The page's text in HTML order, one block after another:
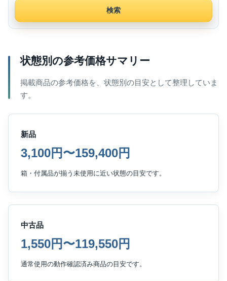
検索
状態別の参考価格サマリー
掲載商品の参考価格を、状態別の目安として整理していま
す。
新品
3,100円〜159,400円
箱・付属品が揃う未使用に近い状態の目安です。
中古品
1,550円〜119,550円
通常使用の動作確認済み商品の目安です。